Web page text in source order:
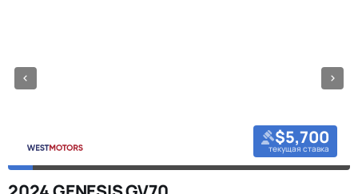
$5,700
текущая ставка